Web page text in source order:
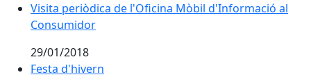
Visita periòdica de l'Oficina Mòbil d'Informació al
Consumidor
29/01/2018
Festa d'hivern
Festa d'hivern